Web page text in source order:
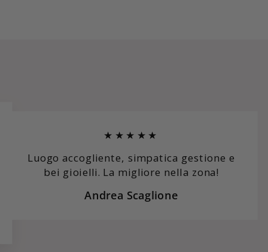
★★★★★
Luogo accogliente, simpatica gestione e
bei gioielli. La migliore nella zona!
Andrea Scaglione